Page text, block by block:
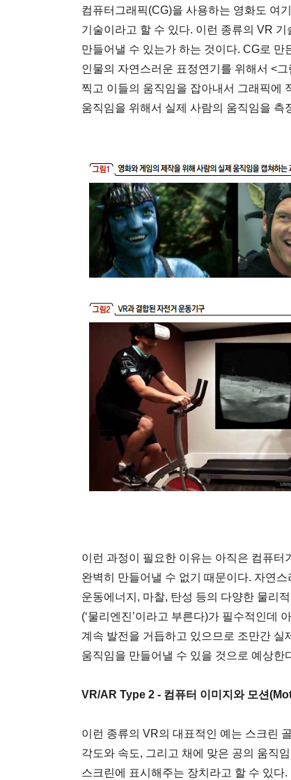
컴퓨터그래픽(CG)을 사용하는 영화도 여
기술이라고 할 수 있다. 이런 종류의 VR
만들어낼 수 있는가 하는 것이다. CG로 만
인물의 자연스러운 표정연기를 위해서 <
찍고 이들의 움직임을 잡아내서 그래픽에
움직임을 위해서 실제 사람의 움직임을
이런 과정이 필요한 이유는 아직은 컴퓨
완벽히 만들어낼 수 없기 때문이다. 자연
운동에너지, 마찰, 탄성 등의 다양한 물리
(‘물리엔진’이라고 부른다)가 필수적인데
계속 발전을 거듭하고 있으므로 조만간
움직임을 만들어낼 수 있을 것으로 예상한
VR/AR Type 2 - 컴퓨터 이미지와 모션
이런 종류의 VR의 대표적인 예는 스크린
각도와 속도, 그리고 채에 맞은 공의 움직
스크린에 표시해주는 장치라고 할 수 있